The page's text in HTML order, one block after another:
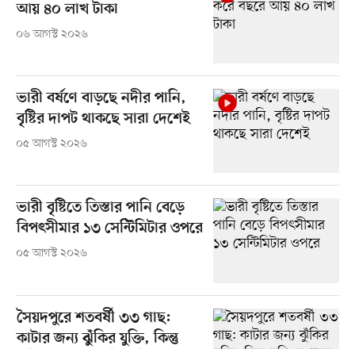
আয় ৪০ লাখ টাকা
০৬ আগস্ট ২০২৬
ভারী বর্ষণে বাড়ছে নদীর পানি,
বৃষ্টির দাপট থাকছে সারা দেশেই
০৫ আগস্ট ২০২৬
ভারী বৃষ্টিতে তিস্তার পানি বেড়ে
বিপৎসীমার ১৩ সেন্টিমিটার ওপরে
০৫ আগস্ট ২০২৬
সৈয়দপুরে শতবর্ষী ৩৩ গাছ:
কাটার জন্য ঝুঁকির যুক্তি, কিন্তু